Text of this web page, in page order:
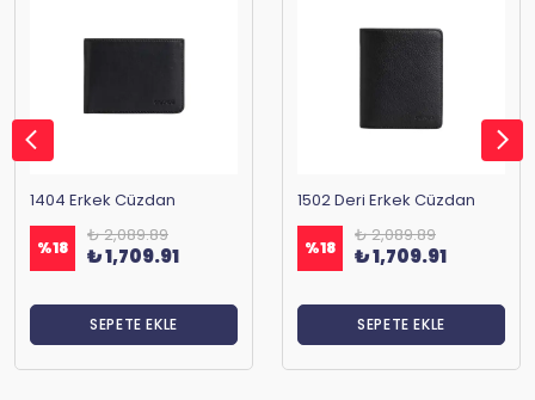
1404 Erkek Cüzdan
%18
₺ 2,089.89
₺ 1,709.91
SEPETE EKLE
1502 Deri Erkek Cüzdan
%18
₺ 2,089.89
₺ 1,709.91
SEPETE EKLE